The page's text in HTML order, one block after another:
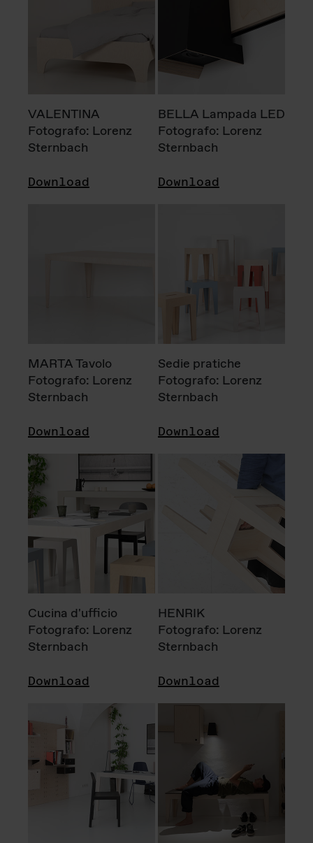
VALENTINA
Fotografo: Lorenz
Sternbach
Download
BELLA Lampada LED
Fotografo: Lorenz
Sternbach
Download
MARTA Tavolo
Fotografo: Lorenz
Sternbach
Download
Sedie pratiche
Fotografo: Lorenz
Sternbach
Download
Cucina d'ufficio
Fotografo: Lorenz
Sternbach
Download
HENRIK
Fotografo: Lorenz
Sternbach
Download